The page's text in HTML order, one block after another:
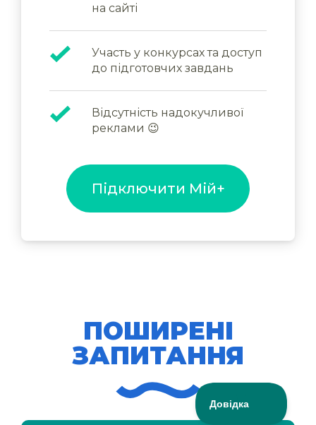
на сайті
Участь у конкурсах та доступ
до підготовчих завдань
Відсутність надокучливої
реклами 😉
Підключити Мій+
ПОШИРЕНІ
ЗАПИТАННЯ